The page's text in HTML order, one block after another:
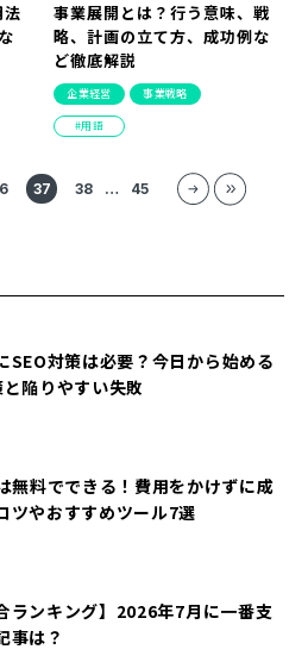
法
事業展開とは？行う意味、戦
略、計画の立て方、成功例な
ど徹底解説
企業経営 事業戦略
用語
37 38 … 45
SEO対策は必要？今日から始める
陥りやすい失敗
無料でできる！費用をかけずに成
ツやおすすめツール7選
ランキング】2026年7月に一番支
事は？